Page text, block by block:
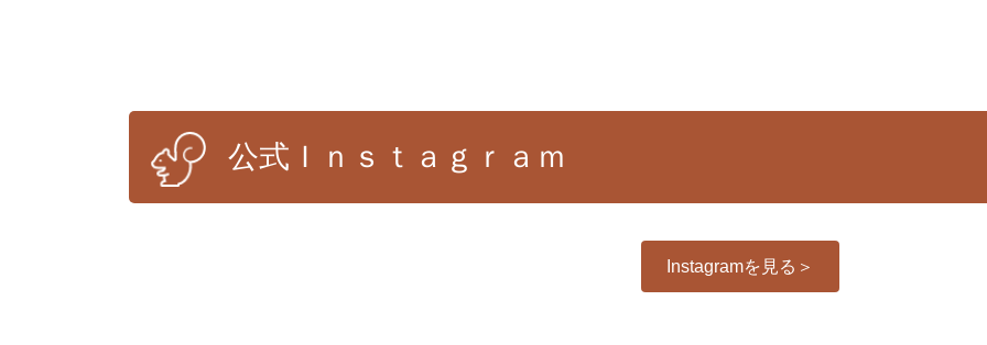
公式Ｉｎｓｔａｇｒａｍ
Instagramを見る＞